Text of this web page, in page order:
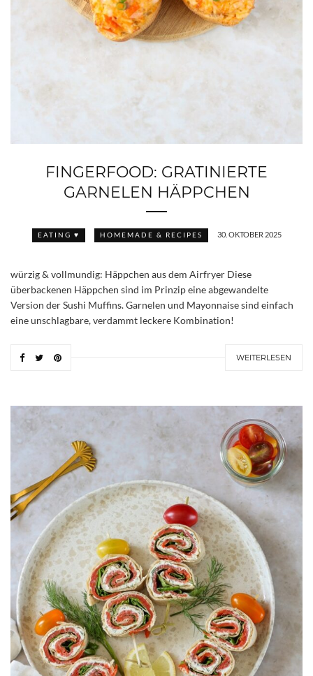
FINGERFOOD: GRATINIERTE
GARNELEN HÄPPCHEN
EATING ♥ HOMEMADE & RECIPES 30. OKTOBER 2025
würzig & vollmundig: Häppchen aus dem Airfryer Diese
überbackenen Häppchen sind im Prinzip eine abgewandelte
Version der Sushi Muffins. Garnelen und Mayonnaise sind einfach
eine unschlagbare, verdammt leckere Kombination!
WEITERLESEN